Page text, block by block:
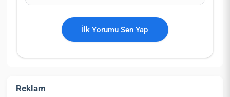
İlk Yorumu Sen Yap
Reklam